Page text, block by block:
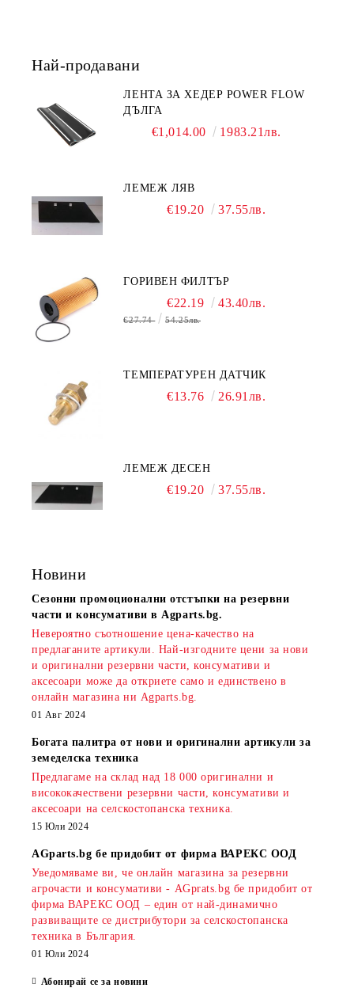
Най-продавани
ЛЕНТА ЗА ХЕДЕР POWER FLOW
ДЪЛГА
€1,014.00 1983.21лв.
ЛЕМЕЖ ЛЯВ
€19.20 37.55лв.
ГОРИВЕН ФИЛТЪР
€22.19 43.40лв.
€27.74 54.25лв.
ТЕМПЕРАТУРЕН ДАТЧИК
€13.76 26.91лв.
ЛЕМЕЖ ДЕСЕН
€19.20 37.55лв.
Новини
Сезонни промоционални отстъпки на резервни
части и консумативи в Agparts.bg.
Невероятно съотношение цена-качество на
предлаганите артикули. Най-изгодните цени за нови
и оригинални резервни части, консумативи и
аксесоари може да откриете само и единствено в
онлайн магазина ни Agparts.bg.
01 Авг 2024
Богата палитра от нови и оригинални артикули за
земеделска техника
Предлагаме на склад над 18 000 оригинални и
висококачествени резервни части, консумативи и
аксесоари на селскостопанска техника.
15 Юли 2024
AGparts.bg бе придобит от фирма ВАРЕКС ООД
Уведомяваме ви, че онлайн магазина за резервни
агрочасти и консумативи - AGprats.bg бе придобит от
фирма ВАРЕКС ООД – един от най-динамично
развиващите се дистрибутори за селскостопанска
техника в България.
01 Юли 2024
Абонирай се за новини